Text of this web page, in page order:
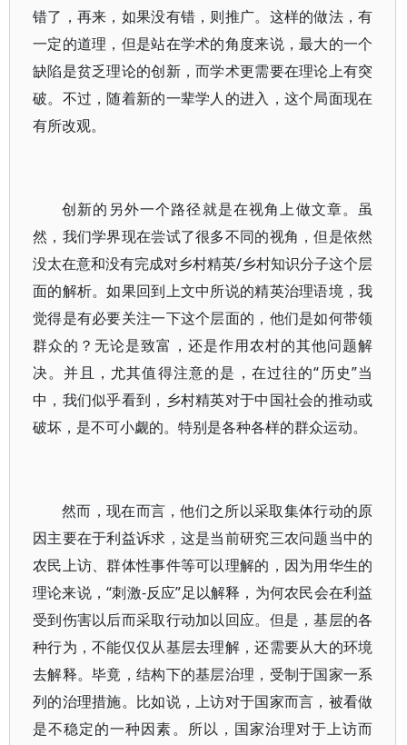
错了，再来，如果没有错，则推广。这样的做法，有
一定的道理，但是站在学术的角度来说，最大的一个
缺陷是贫乏理论的创新，而学术更需要在理论上有突
破。不过，随着新的一辈学人的进入，这个局面现在
有所改观。
创新的另外一个路径就是在视角上做文章。虽
然，我们学界现在尝试了很多不同的视角，但是依然
没太在意和没有完成对乡村精英/乡村知识分子这个层
面的解析。如果回到上文中所说的精英治理语境，我
觉得是有必要关注一下这个层面的，他们是如何带领
群众的？无论是致富，还是作用农村的其他问题解
决。并且，尤其值得注意的是，在过往的“历史”当
中，我们似乎看到，乡村精英对于中国社会的推动或
破坏，是不可小觑的。特别是各种各样的群众运动。
然而，现在而言，他们之所以采取集体行动的原
因主要在于利益诉求，这是当前研究三农问题当中的
农民上访、群体性事件等可以理解的，因为用华生的
理论来说，“刺激-反应”足以解释，为何农民会在利益
受到伤害以后而采取行动加以回应。但是，基层的各
种行为，不能仅仅从基层去理解，还需要从大的环境
去解释。毕竟，结构下的基层治理，受制于国家一系
列的治理措施。比如说，上访对于国家而言，被看做
是不稳定的一种因素。所以，国家治理对于上访而